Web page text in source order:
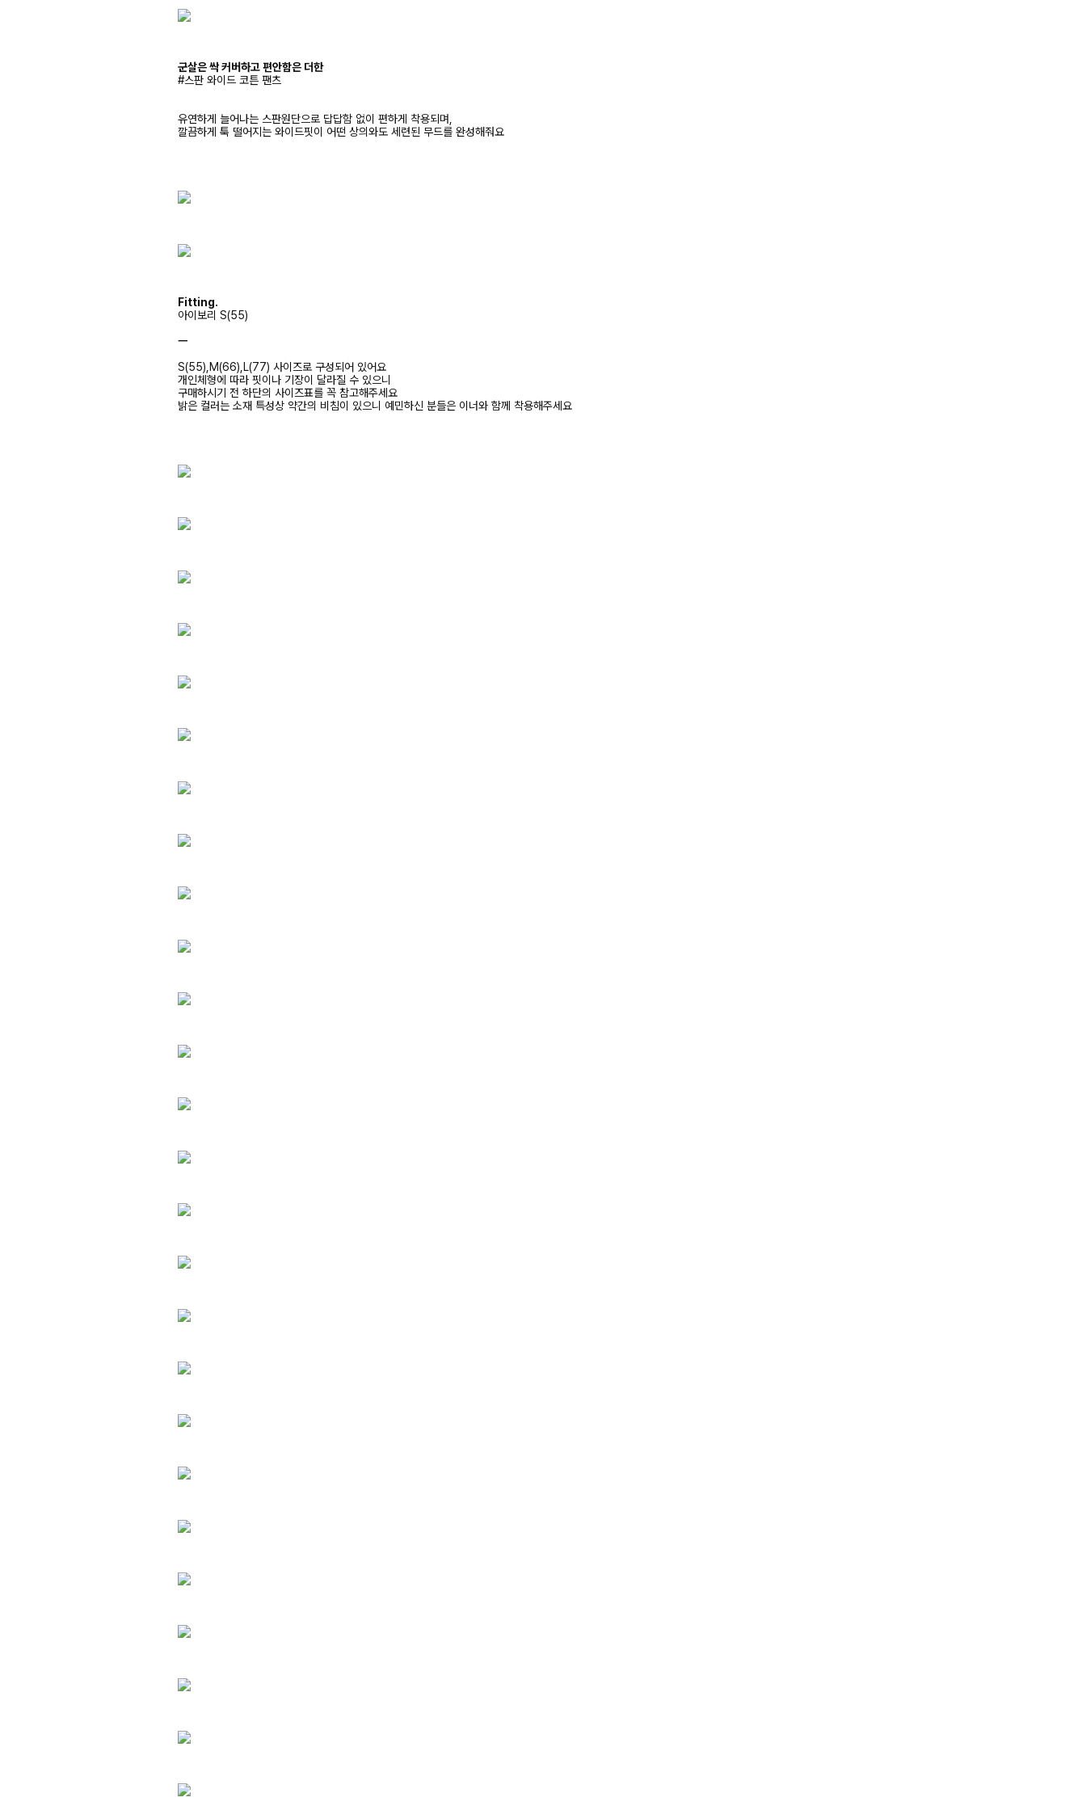
군살은 싹 커버하고 편안함은 더한
#스판 와이드 코튼 팬츠
유연하게 늘어나는 스판원단으로 답답함 없이 편하게 착용되며,
깔끔하게 툭 떨어지는 와이드핏이 어떤 상의와도 세련된 무드를 완성해줘요
Fitting.
아이보리 S(55)
ㅡ
S(55),M(66),L(77) 사이즈로 구성되어 있어요
개인체형에 따라 핏이나 기장이 달라질 수 있으니
구매하시기 전 하단의 사이즈표를 꼭 참고해주세요
밝은 컬러는 소재 특성상 약간의 비침이 있으니 예민하신 분들은 이너와 함께 착용해주세요